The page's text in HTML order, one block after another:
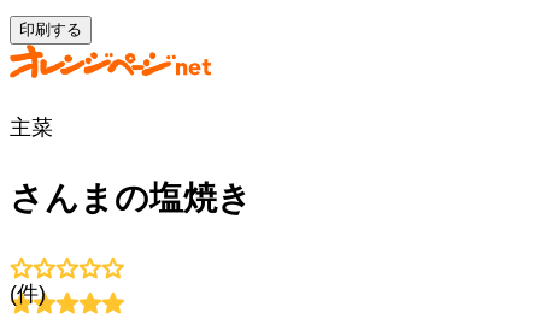
印刷する
主菜
さんまの塩焼き
(件)